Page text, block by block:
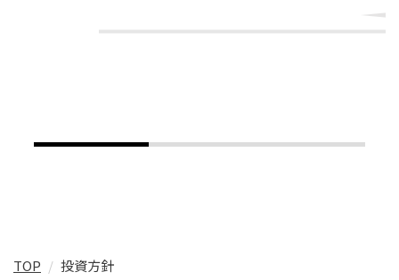
TOP 投資方針